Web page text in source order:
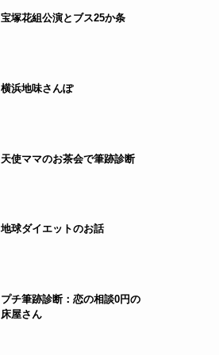
宝塚花組公演とブス25か条
横浜地味さんぽ
天使ママのお茶会で筆跡診断
地球ダイエットのお話
プチ筆跡診断：恋の相談0円の
床屋さん